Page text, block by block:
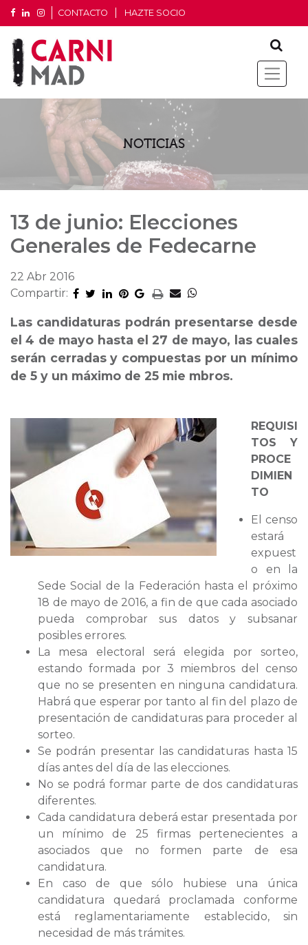
CONTACTO HAZTE SOCIO
NOTICIAS
13 de junio: Elecciones
Generales de Fedecarne
22 Abr 2016
Compartir:
Las candidaturas podrán presentarse desde
el 4 de mayo hasta el 27 de mayo, las cuales
serán cerradas y compuestas por un mínimo
de 5 y un máximo de 25 mie mbros.
REQUISI
TOS Y
PROCE
DIMIEN
TO
El censo
estará
expuest
o en la
Sede Social de la Federación hasta el próximo
18 de mayo de 2016, a fin de que cada asociado
pueda comprobar sus datos y subsanar
posibles errores.
La mesa electoral será elegida por sorteo,
estando formada por 3 miembros del censo
que no se presenten en ninguna candidatura.
Habrá que esperar por tanto al fin del plazo de
presentación de candidaturas para proceder al
sorteo.
Se podrán presentar las candidaturas hasta 15
días antes del día de las elecciones.
No se podrá formar parte de dos candidaturas
diferentes.
Cada candidatura deberá estar presentada por
un mínimo de 25 firmas pertenecientes a
asociados que no formen parte de esa
candidatura.
En caso de que sólo hubiese una única
candidatura quedará proclamada conforme
está reglamentariamente establecido, sin
necesidad de más trámites.